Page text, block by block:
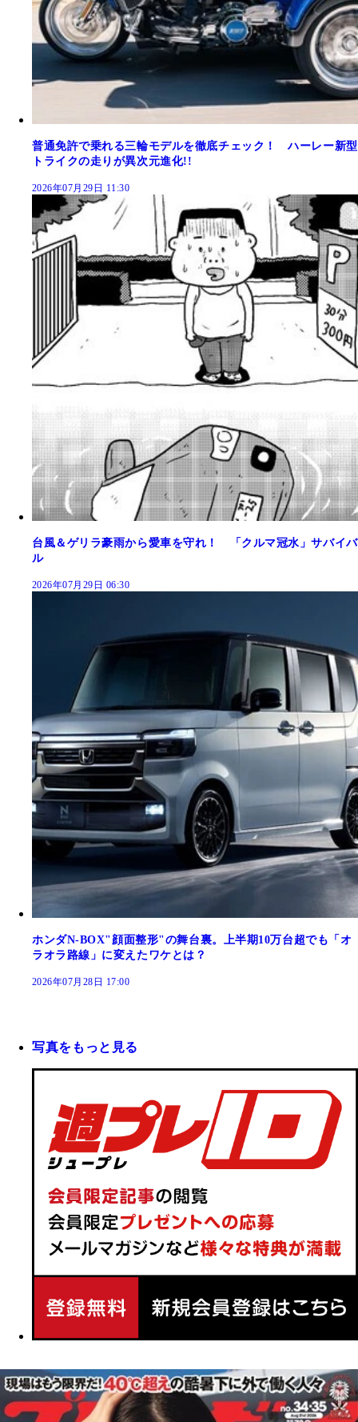
普通免許で乗れる三輪モデルを徹底チェック！ ハーレー新型
トライクの走りが異次元進化!!
2026年07月29日 11:30
台風＆ゲリラ豪雨から愛車を守れ！ 「クルマ冠水」サバイバ
ル
2026年07月29日 06:30
ホンダN-BOX"顔面整形"の舞台裏。上半期10万台超でも「オ
ラオラ路線」に変えたワケとは？
2026年07月28日 17:00
写真をもっと見る